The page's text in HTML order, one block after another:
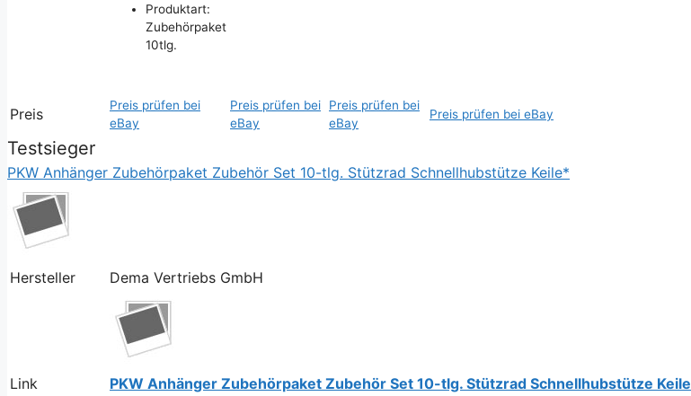
Produktart:
Zubehörpaket
10tlg.
Preis
Preis prüfen bei
eBay
Preis prüfen bei
eBay
Preis prüfen bei
eBay
Preis prüfen bei eBay
Testsieger
PKW Anhänger Zubehörpaket Zubehör Set 10-tlg. Stützrad Schnellhubstütze Keile*
Hersteller Dema Vertriebs GmbH
Link
PKW Anhänger Zubehörpaket Zubehör Set 10-tlg. Stützrad Schnellhubstütze Keile